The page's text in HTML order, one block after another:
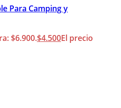
Para Camping y
$6.900.$4.500El precio